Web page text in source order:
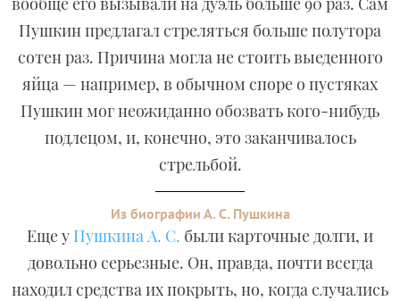
Пушкин предлагал стреляться больше полутора
сотен раз. Причина могла не стоить выеденного
яйца — например, в обычном споре о пустяках
Пушкин мог неожиданно обозвать кого-нибудь
подлецом, и, конечно, это заканчивалось
стрельбой.
Из биографии А. С. Пушкина
Еще у Пушкина А. С. были карточные долги, и
довольно серьезные. Он, правда, почти всегда
находил средства их покрыть, но, когда случались